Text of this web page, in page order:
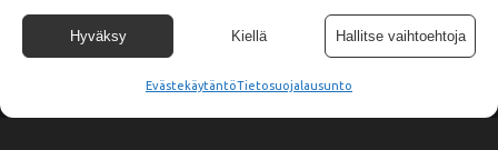
selauskäyttäytymistä tai yksilöllisiä tunnuksia. Suostumuksen epääminen tai
peruuttaminen voi vaikuttaa haitallisesti tiettyihin ominaisuuksiin ja
toimintoihin.
Hyväksy Kiellä Hallitse vaihtoehtoja
EvästekäytäntöTietosuojalausunto
© Copyright Tämmöne Oy